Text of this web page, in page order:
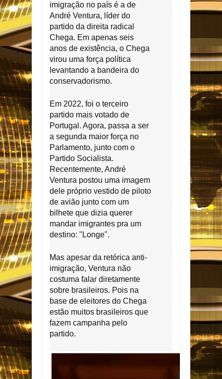
imigração no país é a de
André Ventura, líder do
partido da direita radical
Chega. Em apenas seis
anos de existência, o Chega
virou uma força política
levantando a bandeira do
conservadorismo.
Em 2022, foi o terceiro
partido mais votado de
Portugal. Agora, passa a ser
a segunda maior força no
Parlamento, junto com o
Partido Socialista.
Recentemente, André
Ventura postou uma imagem
dele próprio vestido de piloto
de avião junto com um
bilhete que dizia querer
mandar imigrantes pra um
destino: "Longe".
Mas apesar da retórica anti-
imigração, Ventura não
costuma falar diretamente
sobre brasileiros. Pois na
base de eleitores do Chega
estão muitos brasileiros que
fazem campanha pelo
partido.